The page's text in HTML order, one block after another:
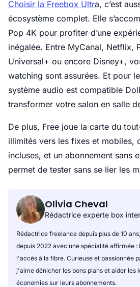
Choisir la Freebox Ultra, c’est
écosystème complet. Elle
Pop 4K pour profiter d’une
inégalée. Entre MyCanal, Netflix,
Universal+ ou encore Disney+,
watching sont assurées. Et pour
système audio est compatible
transformer votre salon en salle
De plus, Free joue la carte du
illimités vers les fixes et mobiles,
incluses, et un abonnement sans
permet de tester sans se lier les
Olivia Cheval
Rédactrice experte box
Rédactrice freelance depuis plus de 10
depuis 2022 avec une spécialité affirmée :
l'accès à la fibre. Curieuse et passionnée
j'aime dénicher les bons plans et aider les
économies sur leurs abonnements.